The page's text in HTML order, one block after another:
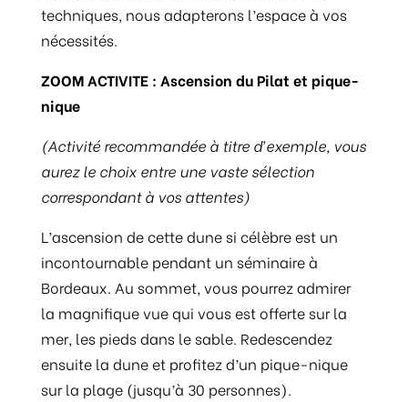
techniques, nous adapterons l’espace à vos
nécessités.
ZOOM ACTIVITE : Ascension du Pilat et pique-
nique
(Activité recommandée à titre d’exemple, vous
aurez le choix entre une vaste sélection
correspondant à vos attentes)
L’ascension de cette dune si célèbre est un
incontournable pendant un séminaire à
Bordeaux. Au sommet, vous pourrez admirer
la magnifique vue qui vous est offerte sur la
mer, les pieds dans le sable. Redescendez
ensuite la dune et profitez d’un pique-nique
sur la plage (jusqu’à 30 personnes).